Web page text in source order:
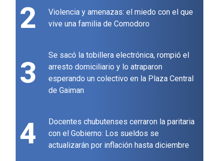
2
Violencia y amenazas: el miedo con el que
vive una familia de Comodoro
3
Se sacó la tobillera electrónica, rompió el
arresto domiciliario y lo atraparon
esperando un colectivo en la Plaza Central
de Gaiman
4
Docentes chubutenses cerraron la paritaria
con el Gobierno: Los sueldos se
actualizarán por inflación hasta diciembre